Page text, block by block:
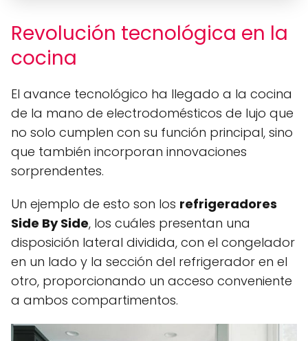
Revolución tecnológica en la
cocina
El avance tecnológico ha llegado a la cocina
de la mano de electrodomésticos de lujo que
no solo cumplen con su función principal, sino
que también incorporan innovaciones
sorprendentes.
Un ejemplo de esto son los refrigeradores
Side By Side, los cuáles presentan una
disposición lateral dividida, con el congelador
en un lado y la sección del refrigerador en el
otro, proporcionando un acceso conveniente
a ambos compartimentos.